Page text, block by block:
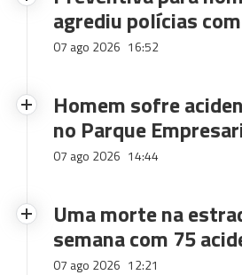
agrediu polícias
07 ago 2026 16:52
Homem sofre
no Parque
07 ago 2026 14:44
Uma morte na
semana com 75
07 ago 2026 12:21